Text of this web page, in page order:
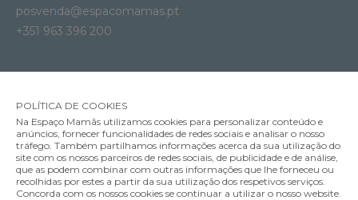
posvenda@espacomamas.pt
+351 963 396 200
Contactos
Termos e Condições
Política de Privacidade
Métodos de Pagamento
Envios e Entregas
POLÍTICA DE COOKIES
Na Espaço Mamãs utilizamos cookies para personalizar conteúdo e
anúncios, fornecer funcionalidades de redes sociais e analisar o nosso
tráfego. Também partilhamos informações acerca da sua utilização do
site com os nossos parceiros de redes sociais, de publicidade e de análise,
que as podem combinar com outras informações que lhe forneceu ou
recolhidas por estes a partir da sua utilização dos respetivos serviços.
Concorda com os nossos cookies se continuar a utilizar o nosso website.